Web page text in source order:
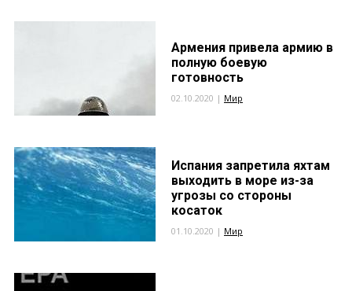
Армения привела армию в
полную боевую
готовность
02.10.2020 | Мир
Испания запретила яхтам
выходить в море из-за
угрозы со стороны
косаток
01.10.2020 | Мир